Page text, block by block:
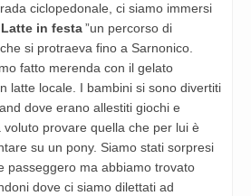
ciclopedonale, ci siamo immersi
Latte in festa ”un percorso di
si protraeva fino a Sarnonico.
fatto merenda con il gelato
latte locale. I bambini si sono divertiti
dove erano allestiti giochi e
provare quella che per lui è
su un pony. Siamo stati sorpresi
passeggero ma abbiamo trovato
dove ci siamo dilettati ad